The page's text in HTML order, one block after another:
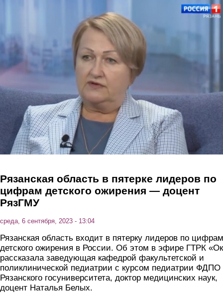
Рязанская область в пятерке лидеров по
цифрам детского ожирения — доцент
РязГМУ
среда, 6 сентября, 2023 - 13:04
Рязанская область входит в пятерку лидеров по цифрам
детского ожирения в России. Об этом в эфире ГТРК
рассказала заведующая кафедрой факультетской и
поликлинической педиатрии с курсом педиатрии ФДПО
Рязанского госуниверситета, доктор медицинских наук,
доцент Наталья Белых.